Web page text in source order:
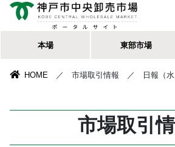
本場 東部市場
HOME ／ 市場取引情報 ／ 日報（水
市場取引